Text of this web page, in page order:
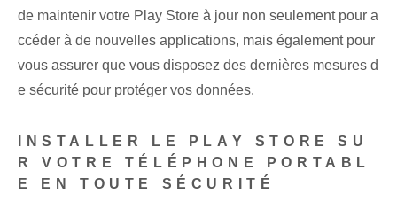
de maintenir votre Play Store à jour non seulement pour a
ccéder à de nouvelles applications, mais également pour
vous assurer que vous disposez des dernières mesures d
e sécurité pour protéger vos données.
INSTALLER LE PLAY STORE SU
R VOTRE TÉLÉPHONE PORTABL
E EN TOUTE SÉCURITÉ